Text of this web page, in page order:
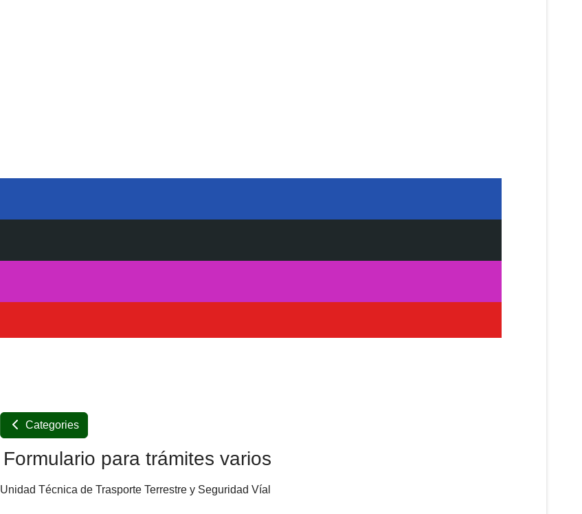
Categories
Formulario para trámites varios
Unidad Técnica de Trasporte Terrestre y Seguridad Víal